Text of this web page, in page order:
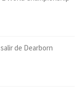
de Dearborn